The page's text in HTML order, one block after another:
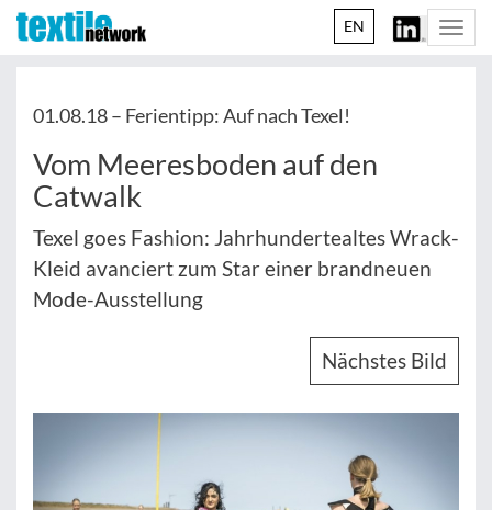
EN
01.08.18 – Ferientipp: Auf nach Texel!
Vom Meeresboden auf den
Catwalk
Texel goes Fashion: Jahrhundertealtes Wrack-
Kleid avanciert zum Star einer brandneuen
Mode-Ausstellung
Nächstes Bild